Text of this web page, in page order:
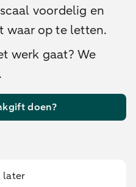
voordelig en
waar op te letten.
werk gaat? We
doen?
later